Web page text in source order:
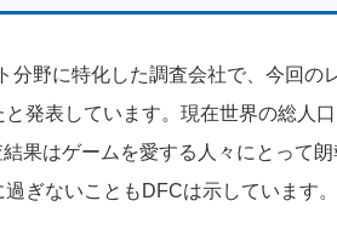
野に特化した調査会社で、今回の
発表しています。現在世界の総人
果はゲームを愛する人々にとって
ぎないこともDFCは示しています。